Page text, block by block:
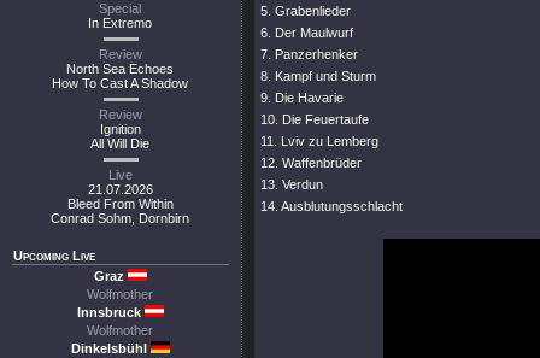
Special
In Extremo
Review
North Sea Echoes
How To Cast A Shadow
Review
Ignition
All Will Die
Live
21.07.2026
Bleed From Within
Conrad Sohm, Dornbirn
Upcoming Live
Graz
Wolfmother
Innsbruck
Wolfmother
Dinkelsbühl
5. Grabenlieder
6. Der Maulwurf
7. Panzerhenker
8. Kampf und Sturm
9. Die Havarie
10. Die Feuertaufe
11. Lviv zu Lemberg
12. Waffenbrüder
13. Verdun
14. Ausblutungsschlacht